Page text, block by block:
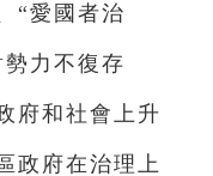
“愛國者治
力不復存
府和社會上升
政府在治理上